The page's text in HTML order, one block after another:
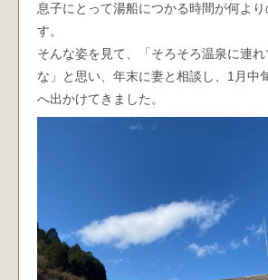
息子にとって湯船につかる時間が何よ
す。
そんな姿を見て、「そろそろ温泉に連
な」と思い、年末に妻と相談し、1月中
へ出かけてきました。